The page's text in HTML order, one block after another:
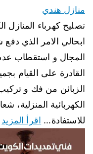
منازل هندي
تصليح كهرباء المنازل
ابحالي الامر الذي
المجال و استقطاب عدد
القادرة على القيام
الزبائن من فك و
الكهربائية المنزلية،
للاستفادة… اقرأ المزيد